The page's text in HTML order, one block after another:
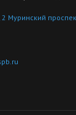
2 Муринский